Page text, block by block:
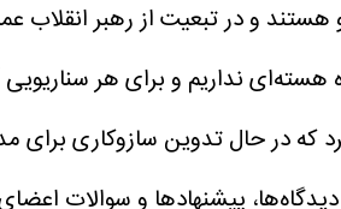
و در تبعیت از رهبر
نداریم و برای هر سناریویی
که در حال تدوین سازوکاری برای
دیدگاه‌ها، پیشنهاد‌ها و سوالات